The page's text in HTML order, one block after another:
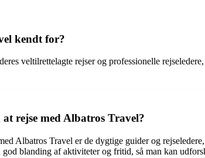
kendt for?
veltilrettelagte rejser og professionelle
rejse med Albatros Travel?
Albatros Travel er de dygtige guider og
blanding af aktiviteter og fritid, så man kan